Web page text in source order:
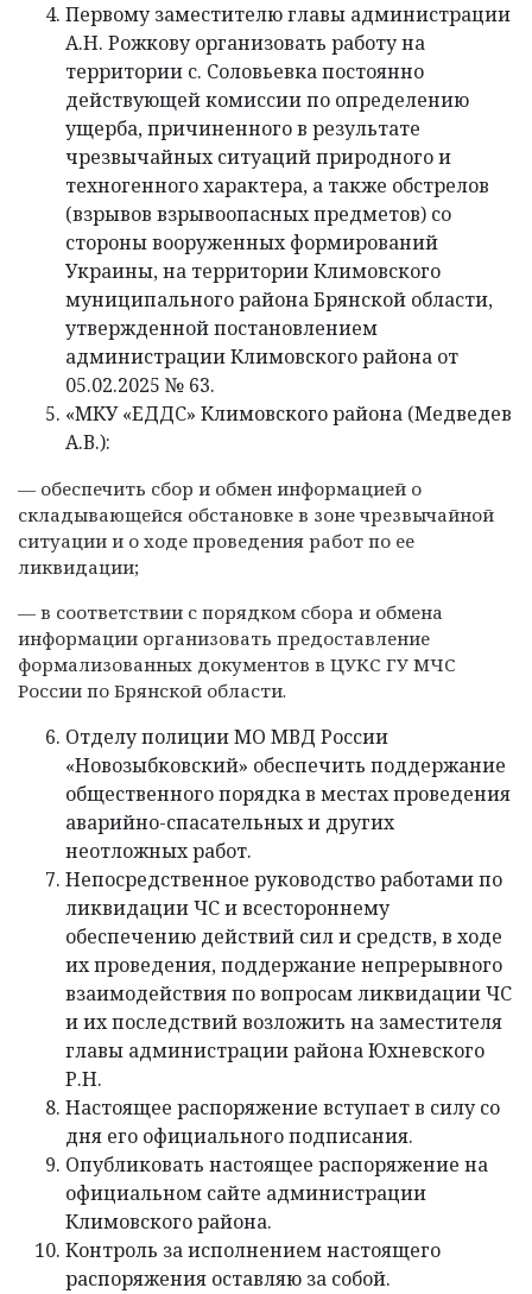
Первому заместителю главы администрации
А.Н. Рожкову организовать работу на
территории с. Соловьевка постоянно
действующей комиссии по определению
ущерба, причиненного в результате
чрезвычайных ситуаций природного и
техногенного характера, а также обстрелов
(взрывов взрывоопасных предметов) со
стороны вооруженных формирований
Украины, на территории Климовского
муниципального района Брянской области,
утвержденной постановлением
администрации Климовского района от
05.02.2025 № 63.
«МКУ «ЕДДС» Климовского района (Медведев
А.В.):
— обеспечить сбор и обмен информацией о
складывающейся обстановке в зоне чрезвычайной
ситуации и о ходе проведения работ по ее
ликвидации;
— в соответствии с порядком сбора и обмена
информации организовать предоставление
формализованных документов в ЦУКС ГУ МЧС
России по Брянской области.
Отделу полиции МО МВД России
«Новозыбковский» обеспечить поддержание
общественного порядка в местах проведения
аварийно-спасательных и других
неотложных работ.
Непосредственное руководство работами по
ликвидации ЧС и всестороннему
обеспечению действий сил и средств, в ходе
их проведения, поддержание непрерывного
взаимодействия по вопросам ликвидации ЧС
и их последствий возложить на заместителя
главы администрации района Юхневского
Р.Н.
Настоящее распоряжение вступает в силу со
дня его официального подписания.
Опубликовать настоящее распоряжение на
официальном сайте администрации
Климовского района.
Контроль за исполнением настоящего
распоряжения оставляю за собой.